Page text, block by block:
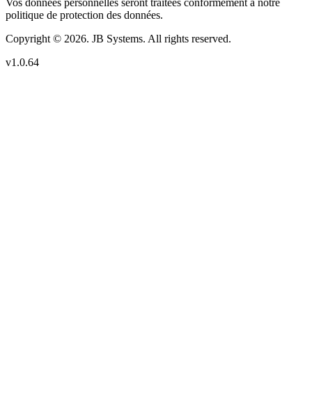
Vos données personnelles seront traitées conformément à notre
politique de protection des données.
Copyright © 2026. JB Systems. All rights reserved.
v1.0.64